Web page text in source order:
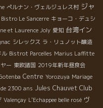
ぺルナン・ヴェルジュレス村 ジャ
Bistro Le Sancerre キョーコ・デュシ
et Laurence Joly 愛知 台湾イン
シレックス ラ・リュノット醸造
ル Bistrot Parcelles Marius Laffitte
ー 東欧諸国 2019年新年昼食会
Centre Yorozuya Mariage
2300 ans Jules Chauvet Club
Valençay L'Echappee belle rosé ヴ